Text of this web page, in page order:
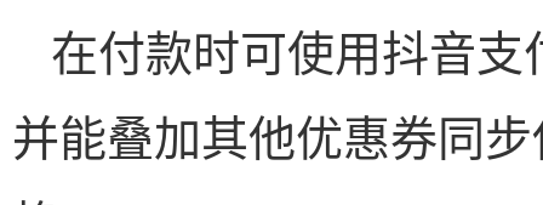
在付款时可使用抖音
并能叠加其他优惠券同